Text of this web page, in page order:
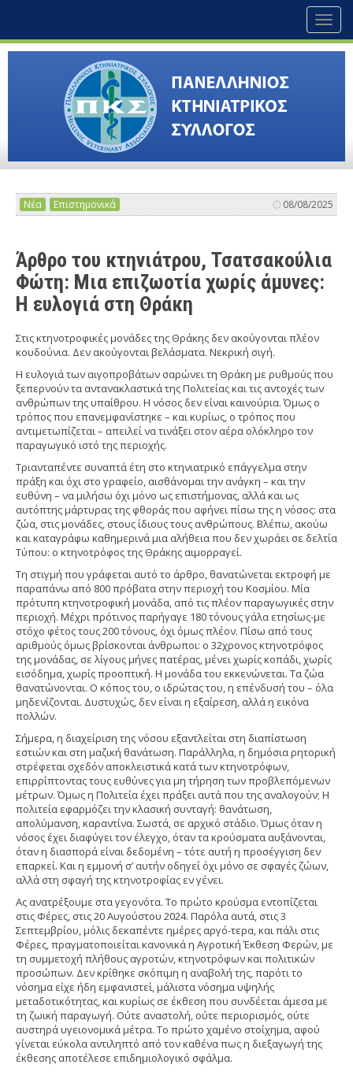
Νέα Επιστημονικά 08/08/2025
Άρθρο του κτηνιάτρου, Τσατσακούλια
Φώτη: Μια επιζωοτία χωρίς άμυνες:
Η ευλογιά στη Θράκη
Στις κτηνοτροφικές μονάδες της Θράκης δεν ακούγονται πλέον
κουδούνια. Δεν ακούγονται βελάσματα. Νεκρική σιγή.
Η ευλογιά των αιγοπροβάτων σαρώνει τη Θράκη με ρυθμούς που
ξεπερνούν τα αντανακλαστικά της Πολιτείας και τις αντοχές των
ανθρώπων της υπαίθρου. Η νόσος δεν είναι καινούρια. Όμως ο
τρόπος που επανεμφανίστηκε – και κυρίως, ο τρόπος που
αντιμετωπίζεται – απειλεί να τινάξει στον αέρα ολόκληρο τον
παραγωγικό ιστό της περιοχής.
Τριανταπέντε συναπτά έτη στο κτηνιατρικό επάγγελμα στην
πράξη και όχι στο γραφείο, αισθάνομαι την ανάγκη – και την
ευθύνη – να μιλήσω όχι μόνο ως επιστήμονας, αλλά και ως
αυτόπτης μάρτυρας της φθοράς που αφήνει πίσω της η νόσος: στα
ζώα, στις μονάδες, στους ίδιους τους ανθρώπους. Βλέπω, ακούω
και καταγράφω καθημερινά μια αλήθεια που δεν χωράει σε δελτία
Τύπου: ο κτηνοτρόφος της Θράκης αιμορραγεί.
Τη στιγμή που γράφεται αυτό το άρθρο, θανατώνεται εκτροφή με
παραπάνω από 800 πρόβατα στην περιοχή του Κοσμίου. Μία
πρότυπη κτηνοτροφική μονάδα, από τις πλέον παραγωγικές στην
περιοχή. Μέχρι πρότινος παρήγαγε 180 τόνους γάλα ετησίως-με
στόχο φέτος τους 200 τόνους, όχι όμως πλέον. Πίσω από τους
αριθμούς όμως βρίσκονται άνθρωποι: ο 32χρονος κτηνοτρόφος
της μονάδας, σε λίγους μήνες πατέρας, μένει χωρίς κοπάδι, χωρίς
εισόδημα, χωρίς προοπτική. Η μονάδα του εκκενώνεται. Τα ζώα
θανατώνονται. Ο κόπος του, ο ιδρώτας του, η επένδυσή του – όλα
μηδενίζονται. Δυστυχώς, δεν είναι η εξαίρεση, αλλά η εικόνα
πολλών.
Σήμερα, η διαχείριση της νόσου εξαντλείται στη διαπίστωση
εστιών και στη μαζική θανάτωση. Παράλληλα, η δημόσια ρητορική
στρέφεται σχεδόν αποκλειστικά κατά των κτηνοτρόφων,
επιρρίπτοντας τους ευθύνες για μη τήρηση των προβλεπόμενων
μέτρων. Όμως η Πολιτεία έχει πράξει αυτά που της αναλογούν; Η
πολιτεία εφαρμόζει την κλασική συνταγή: θανάτωση,
απολύμανση, καραντίνα. Σωστά, σε αρχικό στάδιο. Όμως όταν η
νόσος έχει διαφύγει τον έλεγχο, όταν τα κρούσματα αυξάνονται,
όταν η διασπορά είναι δεδομένη – τότε αυτή η προσέγγιση δεν
επαρκεί. Και η εμμονή σ’ αυτήν οδηγεί όχι μόνο σε σφαγές ζώων,
αλλά στη σφαγή της κτηνοτροφίας εν γένει.
Ας ανατρέξουμε στα γεγονότα. Το πρώτο κρούσμα εντοπίζεται
στις Φέρες, στις 20 Αυγούστου 2024. Παρόλα αυτά, στις 3
Σεπτεμβρίου, μόλις δεκαπέντε ημέρες αργό-τερα, και πάλι στις
Φέρες, πραγματοποιείται κανονικά η Αγροτική Έκθεση Φερών, με
τη συμμετοχή πλήθους αγροτών, κτηνοτρόφων και πολιτικών
προσώπων. Δεν κρίθηκε σκόπιμη η αναβολή της, παρότι το
νόσημα είχε ήδη εμφανιστεί, μάλιστα νόσημα υψηλής
μεταδοτικότητας, και κυρίως σε έκθεση που συνδέεται άμεσα με
τη ζωική παραγωγή. Ούτε αναστολή, ούτε περιορισμός, ούτε
αυστηρά υγειονομικά μέτρα. Το πρώτο χαμένο στοίχημα, αφού
γίνεται εύκολα αντιληπτό από τον καθένα πως η διεξαγωγή της
έκθεσης αποτέλεσε επιδημιολογικό σφάλμα.